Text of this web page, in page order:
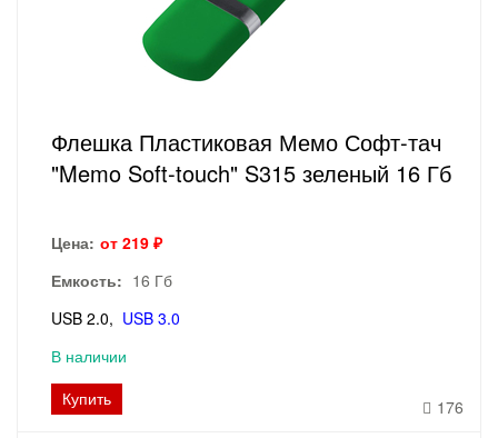
Флешка Пластиковая Мемо Софт-тач
"Memo Soft-touch" S315 зеленый 16 Гб
Цена: от 219 ₽
Емкость: 16 Гб
USB 2.0
USB 3.0
В наличии
Купить
176